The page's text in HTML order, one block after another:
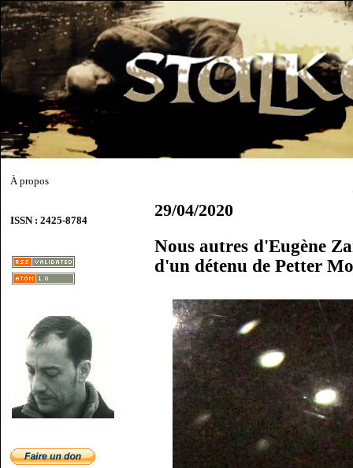
À propos
ISSN : 2425-8784
29/04/2020
Nous autres d'Eugène
d'un détenu de Petter